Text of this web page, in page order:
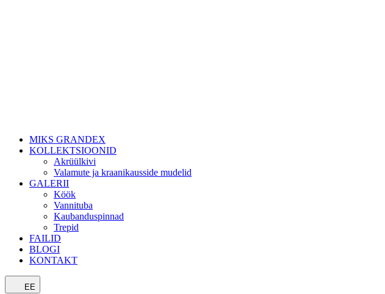
MIKS GRANDEX
KOLLEKTSIOONID
Akrüülkivi
Valamute ja kraanikausside mudelid
GALERII
Köök
Vannituba
Kaubanduspinnad
Trepid
FAILID
BLOGI
KONTAKT
EE